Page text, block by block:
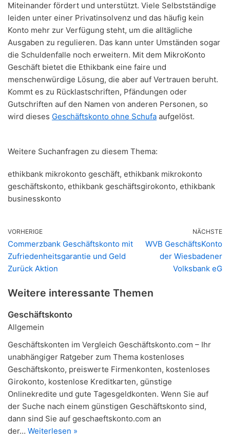
Miteinander fördert und unterstützt. Viele Selbstständige
leiden unter einer Privatinsolvenz und das häufig kein
Konto mehr zur Verfügung steht, um die alltägliche
Ausgaben zu regulieren. Das kann unter Umständen sogar
die Schuldenfalle noch erweitern. Mit dem MikroKonto
Geschäft bietet die Ethikbank eine faire und
menschenwürdige Lösung, die aber auf Vertrauen beruht.
Kommt es zu Rücklastschriften, Pfändungen oder
Gutschriften auf den Namen von anderen Personen, so
wird dieses Geschäftskonto ohne Schufa aufgelöst.
Weitere Suchanfragen zu diesem Thema:
ethikbank mikrokonto geschäft, ethikbank mikrokonto
geschäftskonto, ethikbank geschäftsgirokonto, ethikbank
businesskonto
VORHERIGE
Commerzbank Geschäftskonto mit
Zufriedenheitsgarantie und Geld
Zurück Aktion
NÄCHSTE
WVB GeschäftsKonto
der Wiesbadener
Volksbank eG
Weitere interessante Themen
Geschäftskonto
Allgemein
Geschäftskonten im Vergleich Geschäftskonto.com – Ihr
unabhängiger Ratgeber zum Thema kostenloses
Geschäftskonto, preiswerte Firmenkonten, kostenloses
Girokonto, kostenlose Kreditkarten, günstige
Onlinekredite und gute Tagesgeldkonten. Wenn Sie auf
der Suche nach einem günstigen Geschäftskonto sind,
dann sind Sie auf geschaeftskonto.com an
der… Weiterlesen »